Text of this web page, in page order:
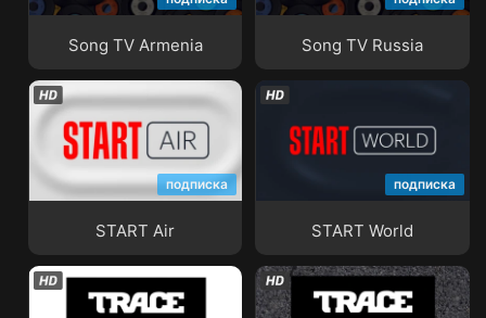
Song TV Armenia Song TV Russia
подписка
START Air
START Air
подписка
START World